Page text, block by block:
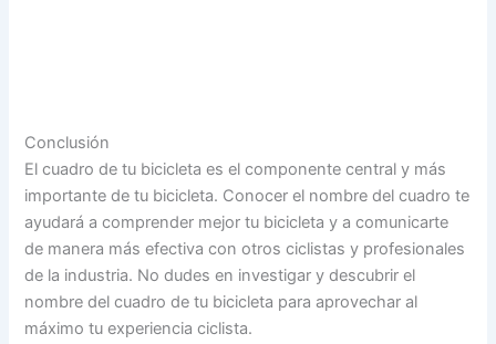
Conclusión
El cuadro de tu bicicleta es el componente central y más
importante de tu bicicleta. Conocer el nombre del cuadro te
ayudará a comprender mejor tu bicicleta y a comunicarte
de manera más efectiva con otros ciclistas y profesionales
de la industria. No dudes en investigar y descubrir el
nombre del cuadro de tu bicicleta para aprovechar al
máximo tu experiencia ciclista.